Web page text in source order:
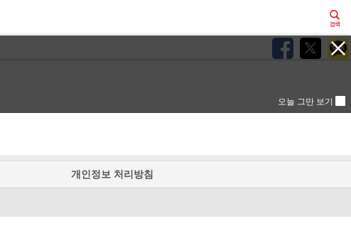
개인정보 처리방침
오늘 그만 보기